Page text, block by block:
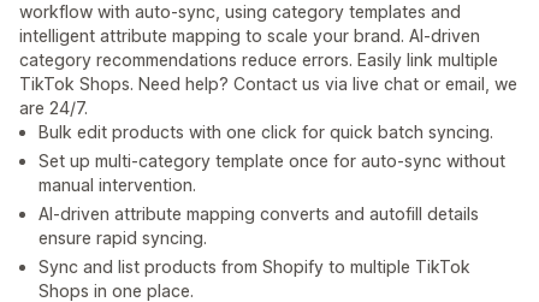
workflow with auto-sync, using category templates and
intelligent attribute mapping to scale your brand. AI-driven
category recommendations reduce errors. Easily link multiple
TikTok Shops. Need help? Contact us via live chat or email, we
are 24/7.
Bulk edit products with one click for quick batch syncing.
Set up multi-category template once for auto-sync without
manual intervention.
AI-driven attribute mapping converts and autofill details
ensure rapid syncing.
Sync and list products from Shopify to multiple TikTok
Shops in one place.